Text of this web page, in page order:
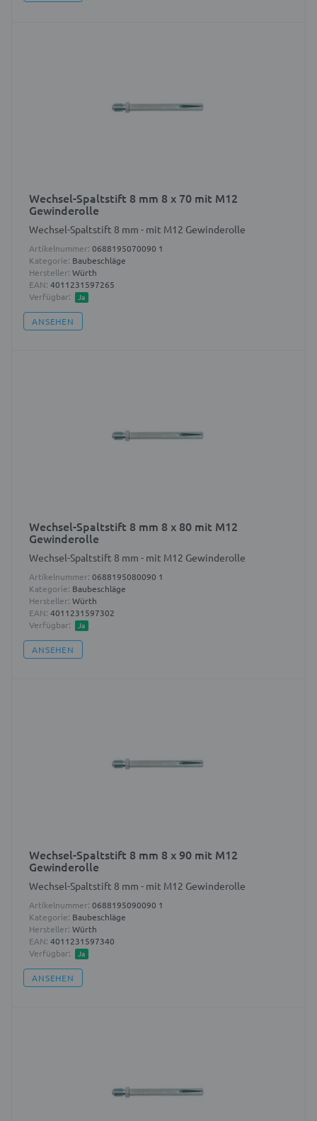
Wechsel-Spaltstift 8 mm 8 x 70 mit M12
Gewinderolle
Wechsel-Spaltstift 8 mm - mit M12 Gewinderolle
Artikelnummer: 0688195070090 1
Kategorie: Baubeschläge
Hersteller: Würth
EAN: 4011231597265
Verfügbar:
Ja
ANSEHEN
Wechsel-Spaltstift 8 mm 8 x 80 mit M12
Gewinderolle
Wechsel-Spaltstift 8 mm - mit M12 Gewinderolle
Artikelnummer: 0688195080090 1
Kategorie: Baubeschläge
Hersteller: Würth
EAN: 4011231597302
Verfügbar:
Ja
ANSEHEN
Wechsel-Spaltstift 8 mm 8 x 90 mit M12
Gewinderolle
Wechsel-Spaltstift 8 mm - mit M12 Gewinderolle
Artikelnummer: 0688195090090 1
Kategorie: Baubeschläge
Hersteller: Würth
EAN: 4011231597340
Verfügbar:
Ja
ANSEHEN